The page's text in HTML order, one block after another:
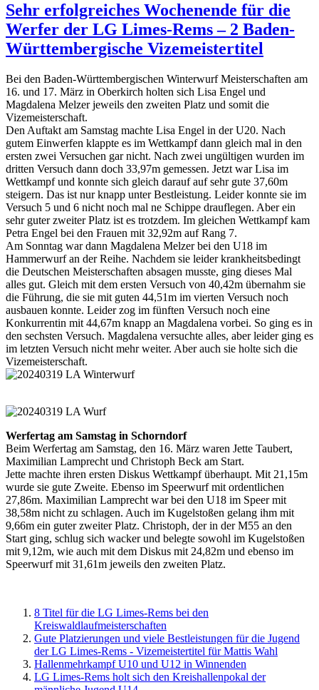
Sehr erfolgreiches Wochenende für die
Werfer der LG Limes-Rems – 2 Baden-
Württembergische Vizemeistertitel
Bei den Baden-Württembergischen Winterwurf Meisterschaften am
16. und 17. März in Oberkirch holten sich Lisa Engel und
Magdalena Melzer jeweils den zweiten Platz und somit die
Vizemeisterschaft.
Den Auftakt am Samstag machte Lisa Engel in der U20. Nach
gutem Einwerfen klappte es im Wettkampf dann gleich mal in den
ersten zwei Versuchen gar nicht. Nach zwei ungültigen wurden im
dritten Versuch dann doch 33,97m gemessen. Jetzt war Lisa im
Wettkampf und konnte sich gleich darauf auf sehr gute 37,60m
steigern. Das ist nur knapp unter Bestleistung. Leider konnte sie im
Versuch 5 und 6 nicht noch mal ne Schippe drauflegen. Aber ein
sehr guter zweiter Platz ist es trotzdem. Im gleichen Wettkampf kam
Petra Engel bei den Frauen mit 32,92m auf Rang 7.
Am Sonntag war dann Magdalena Melzer bei den U18 im
Hammerwurf an der Reihe. Nachdem sie leider krankheitsbedingt
die Deutschen Meisterschaften absagen musste, ging dieses Mal
alles gut. Gleich mit dem ersten Versuch von 40,42m übernahm sie
die Führung, die sie mit guten 44,51m im vierten Versuch noch
ausbauen konnte. Leider zog im fünften Versuch noch eine
Konkurrentin mit 44,67m knapp an Magdalena vorbei. So ging es in
den sechsten Versuch. Magdalena versuchte alles, aber leider ging es
im letzten Versuch nicht mehr weiter. Aber auch sie holte sich die
Vizemeisterschaft.
Werfertag am Samstag in Schorndorf
Beim Werfertag am Samstag, den 16. März waren Jette Taubert,
Maximilian Lamprecht und Christoph Beck am Start.
Jette machte ihren ersten Diskus Wettkampf überhaupt. Mit 21,15m
wurde sie gute Zweite. Ebenso im Speerwurf mit ordentlichen
27,86m. Maximilian Lamprecht war bei den U18 im Speer mit
38,58m nicht zu schlagen. Auch im Kugelstoßen gelang ihm mit
9,66m ein guter zweiter Platz. Christoph, der in der M55 an den
Start ging, schlug sich wacker und belegte sowohl im Kugelstoßen
mit 9,12m, wie auch mit dem Diskus mit 24,82m und ebenso im
Speerwurf mit 31,61m jeweils den zweiten Platz.
8 Titel für die LG Limes-Rems bei den
Kreiswaldlaufmeisterschaften
Gute Platzierungen und viele Bestleistungen für die Jugend
der LG Limes-Rems - Vizemeistertitel für Mattis Wahl
Hallenmehrkampf U10 und U12 in Winnenden
LG Limes-Rems holt sich den Kreishallenpokal der